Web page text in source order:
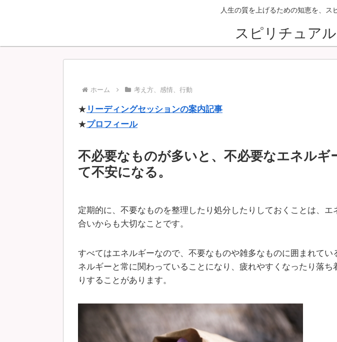
人生の質を上げるための知恵を、ス
スピリチュア
ホーム 考え方、感情、行動
★ リーディングセッションの案内記事
★プロフィール
不必要なものが多いと、不必要なエネルギ
て不安になる。
定期的に、不要なものを整理したり処分したりしておくことは、エ
合いからも大切なことです。
すべてはエネルギーなので、不要なものや雑多なものに囲まれてい
ネルギーと常に関わっていることになり、疲れやすくなったり落ち
りすることがあります。